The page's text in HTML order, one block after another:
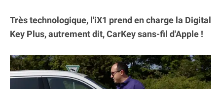
Très technologique, l'iX1 prend en charge la Digital
Key Plus, autrement dit, CarKey sans-fil d'Apple !